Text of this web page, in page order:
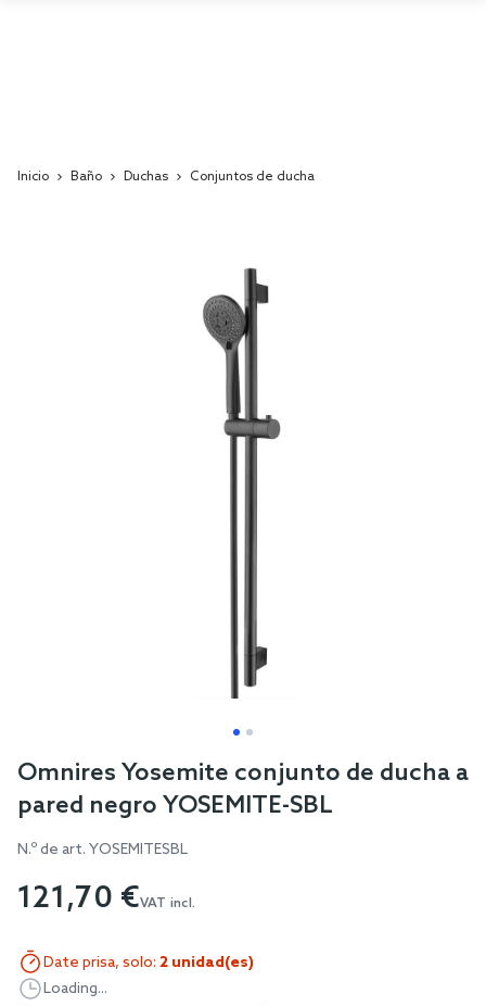
Inicio Baño Duchas Conjuntos de ducha
Skip
the
beginning
the
gallery
Omnires Yosemite conjunto de ducha a
pared negro YOSEMITE-SBL
N.º de art. YOSEMITESBL
121,70 €VAT incl.
Date prisa, solo: 2 unidad(es)
Loading...